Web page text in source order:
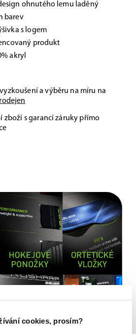
cookies, prosím?
ohnutého lemu laděný
barev
s logem
produkt
akryl
a výběru na míru na
zboží s garancí záruky přímo